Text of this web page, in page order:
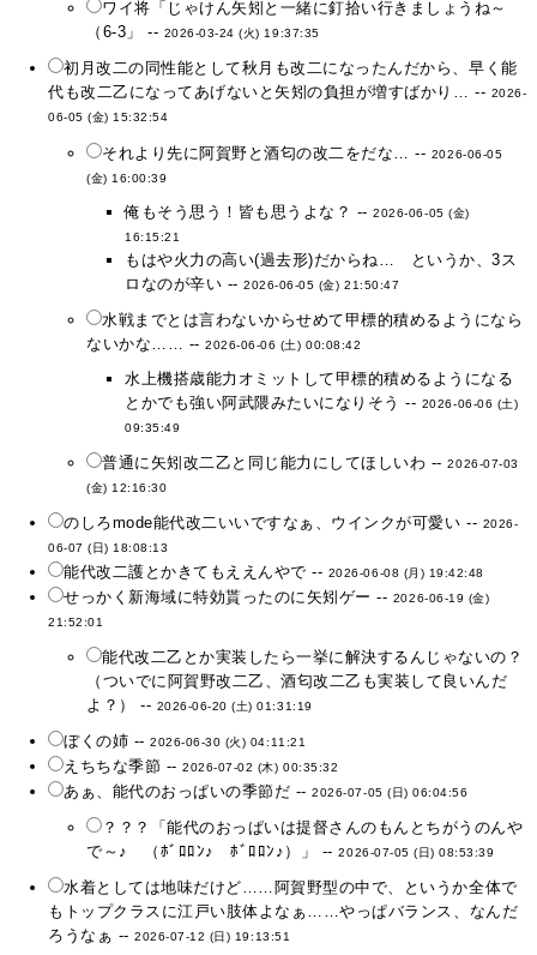
ワイ将「じゃけん矢矧と一緒に釘拾い行きましょうね～
（6-3」 -- 2026-03-24 (火) 19:37:35
初月改二の同性能として秋月も改二になったんだから、早く能
代も改二乙になってあげないと矢矧の負担が増すばかり… -- 2026-
06-05 (金) 15:32:54
それより先に阿賀野と酒匂の改二をだな… -- 2026-06-05
(金) 16:00:39
俺もそう思う！皆も思うよな？ --2026-06-05 (金)
16:15:21
もはや火力の高い(過去形)だからね… というか、3ス
ロなのが辛い --2026-06-05 (金) 21:50:47
水戦までとは言わないからせめて甲標的積めるようになら
ないかな…… --2026-06-06 (土) 00:08:42
水上機搭歳能力オミットして甲標的積めるようになる
とかでも強い阿武隈みたいになりそう -- 2026-06-06 (土)
09:35:49
普通に矢矧改二乙と同じ能力にしてほしいわ --2026-07-03
(金) 12:16:30
のしろmode能代改二いいですなぁ、ウインクが可愛い -- 2026-
06-07 (日) 18:08:13
能代改二護とかきてもええんやで -- 2026-06-08 (月) 19:42:48
せっかく新海域に特効貰ったのに矢矧ゲー -- 2026-06-19 (金)
21:52:01
能代改二乙とか実装したら一挙に解決するんじゃないの？
（ついでに阿賀野改二乙、酒匂改二乙も実装して良いんだ
よ？） -- 2026-06-20 (土) 01:31:19
ぼくの姉 --2026-06-30 (火) 04:11:21
えちちな季節 --2026-07-02 (木) 00:35:32
あぁ、能代のおっぱいの季節だ --2026-07-05 (日) 06:04:56
？？？「能代のおっぱいは提督さんのもんとちがうのんや
で～♪ （ﾎﾞﾛﾛﾝ♪ ﾎﾞﾛﾛﾝ♪）」 --2026-07-05 (日) 08:53:39
水着としては地味だけど……阿賀野型の中で、というか全体で
もトップクラスに江戸い肢体よなぁ……やっぱバランス、なんだ
ろうなぁ --2026-07-12 (日) 19:13:51